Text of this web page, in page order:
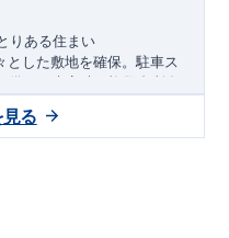
りある住まい
とした敷地を確保。駐車ス
備え、来客時や複数台所有
できます。
・通風ともに良好。前面
の出し入れもスムーズに行
る